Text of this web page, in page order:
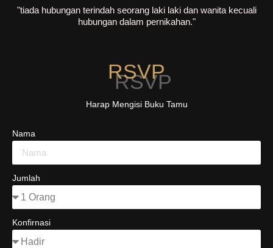
"tiada hubungan terindah seorang laki laki dan wanita kecuali
hubungan dalam pernikahan."
RSVP
Harap Mengisi Buku Tamu
Nama
Jumlah
Konfirnasi